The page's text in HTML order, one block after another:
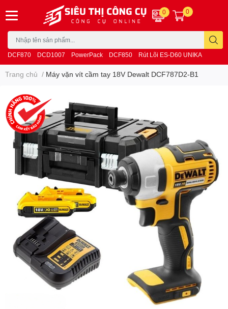
DCF870 DCD1007 PowerPack DCF850 Rút Lõi ES-D60 UNIKA
0 0
Trang chủ / Máy vặn vít cầm tay 18V Dewalt DCF787D2-B1